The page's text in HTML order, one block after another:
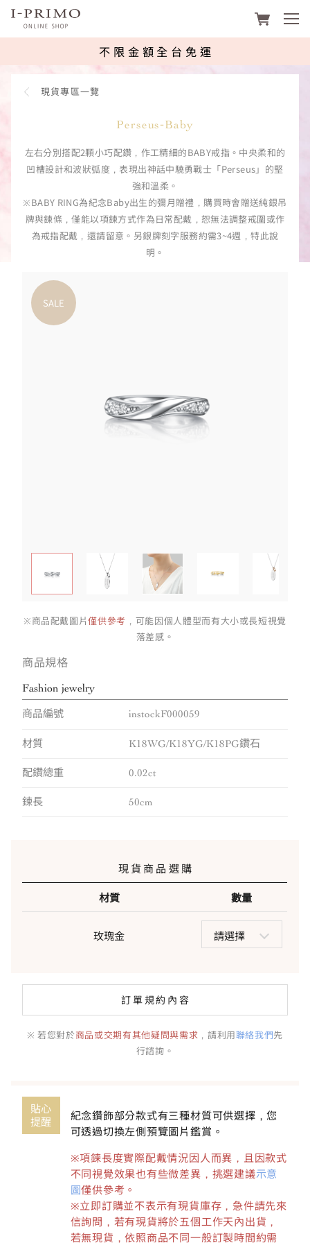
I-PRIMO台灣線上購物平台 | 鑽石、
不限金額全台免運
現貨專區一覽
SALE
※商品配戴圖片僅供參考 ，可能因個人體型而有大小或長短視覺
落差感。
Perseus-Baby
左右分別搭配2顆小巧配鑽，作工精細的BABY戒指。中央柔和的
凹槽設計和波狀弧度，表現出神話中驍勇戰士「Perseus」的堅
強和溫柔。
※BABY RING為紀念Baby出生的彌月贈禮，購買時會贈送純銀吊
牌與鍊條，僅能以項鍊方式作為日常配戴，恕無法調整戒圍或作
為戒指配戴，還請留意。另銀牌刻字服務約需3~4週，特此說
明。
商品規格
Fashion jewelry
商品編號 instockF000059
材質 K18WG/K18YG/K18PG鑽石
配鑽總重 0.02ct
鍊長 50cm
現貨商品選購
材質
數量
玫瑰金 請選擇
訂單規約內容
※ 若您對於商品或交期有其他疑問與需求 ，請利用聯絡我們先
行諮詢。
貼心
提醒
紀念鑽飾部分款式有三種材質可供選擇，您
可透過切換左側預覽圖片鑑賞。
※項鍊長度實際配戴情況因人而異，且因款式
不同視覺效果也有些微差異，挑選建議示意
圖僅供參考。
※立即訂購並不表示有現貨庫存，急件請先來
信詢問，若有現貨將於五個工作天內出貨，
若無現貨，依照商品不同一般訂製時間約需
footer navigation